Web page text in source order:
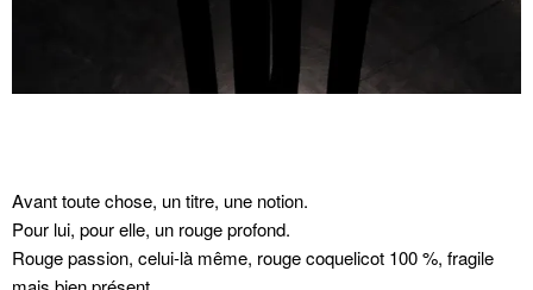
Avant toute chose, un titre, une notion.
Pour lui, pour elle, un rouge profond.
Rouge passion, celui-là même, rouge coquelicot 100 %, fragile